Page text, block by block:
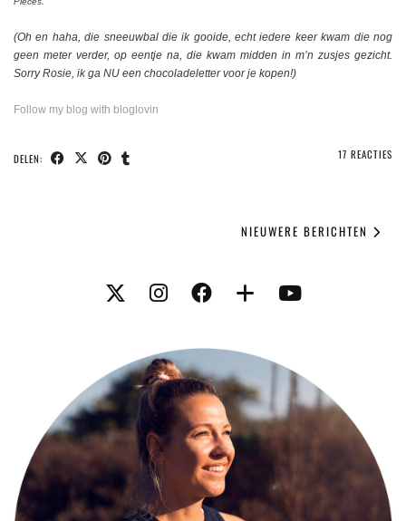
(Oh en haha, die sneeuwbal die ik gooide, echt iedere keer kwam die nog
geen meter verder, op eentje na, die kwam midden in m’n zusjes gezicht.
Sorry Rosie, ik ga NU een chocoladeletter voor je kopen!)
Follow my blog with bloglovin
DELEN: 17 REACTIES
NIEUWERE BERICHTEN